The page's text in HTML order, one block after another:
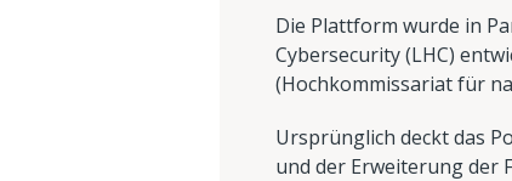
Die Plattform wurde in
Cybersecurity (LHC)
(Hochkommissariat für
Ursprünglich deckt das
und der Erweiterung der